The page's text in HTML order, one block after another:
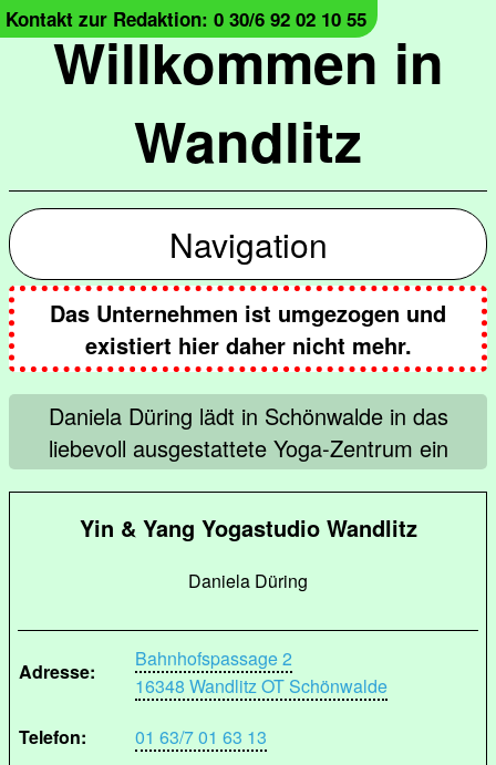
Willkommen in
Wandlitz
Kontakt zur Redaktion: 0 30/6 92 02 10 55
Navigation
Das Unternehmen ist umgezogen und
existiert hier daher nicht mehr.
Daniela Düring lädt in Schönwalde in das
liebevoll ausgestattete Yoga-Zentrum ein
Yin & Yang Yogastudio Wandlitz
Daniela Düring
Adresse:
Bahnhofspassage 2
16348 Wandlitz OT Schönwalde
Telefon:
01 63/7 01 63 13